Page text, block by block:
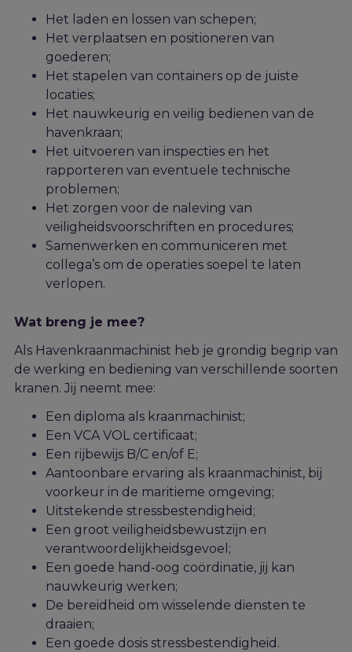
Het laden en lossen van schepen;
Het verplaatsen en positioneren van
goederen;
Het stapelen van containers op de juiste
locaties;
Het nauwkeurig en veilig bedienen van de
havenkraan;
Het uitvoeren van inspecties en het
rapporteren van eventuele technische
problemen;
Het zorgen voor de naleving van
veiligheidsvoorschriften en procedures;
Samenwerken en communiceren met
collega’s om de operaties soepel te laten
verlopen.
Wat breng je mee?
Als Havenkraanmachinist heb je grondig begrip van
de werking en bediening van verschillende soorten
kranen. Jij neemt mee:
Een diploma als kraanmachinist;
Een VCA VOL certificaat;
Een rijbewijs B/C en/of E;
Aantoonbare ervaring als kraanmachinist, bij
voorkeur in de maritieme omgeving;
Uitstekende stressbestendigheid;
Een groot veiligheidsbewustzijn en
verantwoordelijkheidsgevoel;
Een goede hand-oog coördinatie, jij kan
nauwkeurig werken;
De bereidheid om wisselende diensten te
draaien;
Een goede dosis stressbestendigheid.